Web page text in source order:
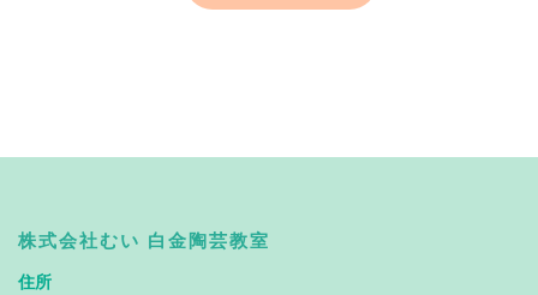
株式会社むい 白金陶芸教室
住所